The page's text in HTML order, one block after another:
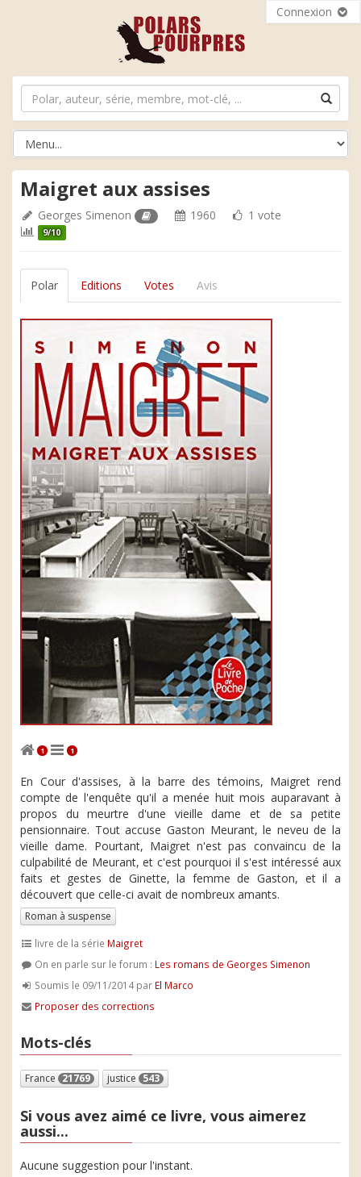
Connexion
Maigret aux assises
Georges Simenon 1960 1 vote
9/10
Polar Editions Votes Avis
1 1
En Cour d'assises, à la barre des témoins, Maigret rend
compte de l'enquête qu'il a menée huit mois auparavant à
propos du meurtre d'une vieille dame et de sa petite
pensionnaire. Tout accuse Gaston Meurant, le neveu de la
vieille dame. Pourtant, Maigret n'est pas convaincu de la
culpabilité de Meurant, et c'est pourquoi il s'est intéressé aux
faits et gestes de Ginette, la femme de Gaston, et il a
découvert que celle-ci avait de nombreux amants.
Roman à suspense
livre de la série Maigret
On en parle sur le forum : Les romans de Georges Simenon
Soumis le 09/11/2014 par El Marco
Proposer des corrections
Mots-clés
France 21769 justice 543
Si vous avez aimé ce livre, vous aimerez
aussi...
Aucune suggestion pour l'instant.